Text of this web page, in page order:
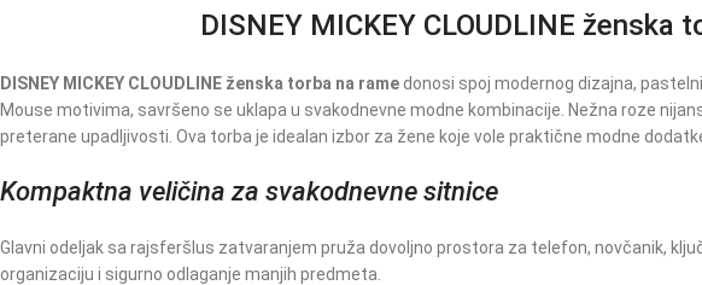
DISNEY MICKEY CLOUDLINE
DISNEY MICKEY CLOUDLINE ženska torba na rame donosi spoj modernog dizajna,
Mouse motivima, savršeno se uklapa u svakodnevne modne kombinacije. Nežna roze
preterane upadljivosti. Ova torba je idealan izbor za žene koje vole praktične modne
Kompaktna veličina za svakodnevne sitnice
Glavni odeljak sa rajsferšlus zatvaranjem pruža dovoljno prostora za telefon, novčanik,
organizaciju i sigurno odlaganje manjih predmeta.